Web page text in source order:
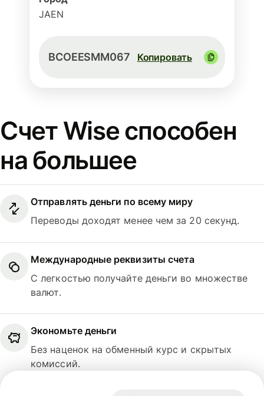
JAEN
BCOEESMM067 Копировать
Счет Wise способен
на большее
Отправлять деньги по всему миру
Переводы доходят менее чем за 20 секунд.
Международные реквизиты счета
С легкостью получайте деньги во множестве
валют.
Экономьте деньги
Без наценок на обменный курс и скрытых
комиссий.